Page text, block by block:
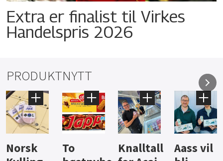
Extra er finalist til Virkes
Handelspris 2026
PRODUKTNYTT
Knalltall
Aass vil
Brus og
Hard